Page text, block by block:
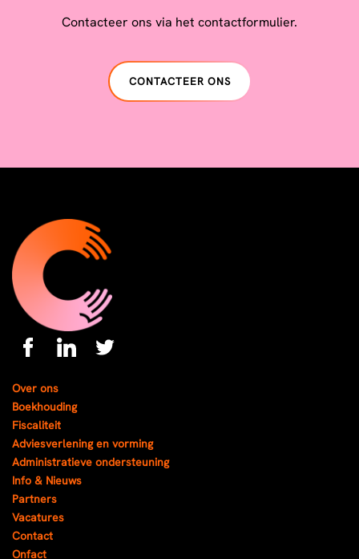
Contacteer ons via het contactformulier.
CONTACTEER ONS
Over ons
Boekhouding
Fiscaliteit
Adviesverlening en vorming
Administratieve ondersteuning
Info & Nieuws
Partners
Vacatures
Contact
Onfact